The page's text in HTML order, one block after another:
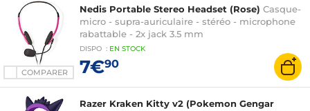
COMPARER
Nedis Portable Stereo Headset (Rose) Casque-
micro - supra-auriculaire - stéréo - microphone
rabattable - 2x jack 3.5 mm
DISPO : EN STOCK
7€90
Razer Kraken Kitty v2 (Pokemon Gengar